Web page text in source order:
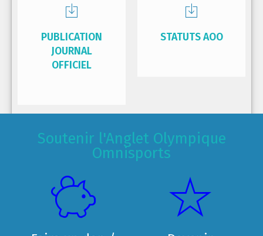
PUBLICATION
JOURNAL
OFFICIEL
STATUTS AOO
Soutenir l'Anglet Olympique
Omnisports